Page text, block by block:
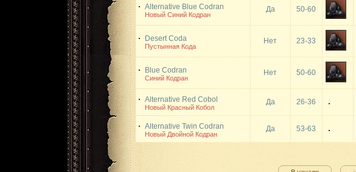
Alternative Blue Codran
Новый Синий Кодран
Да 50-60
Desert Coda
Пустынная Кода
Нет 23-33
Blue Codran
Синий Кодран
Нет 50-60
Alternative Red Cobol
Новый Красный Кобол
Да 26-36
Alternative Twin Codran
Новый Двойной Кодран
Да 53-63